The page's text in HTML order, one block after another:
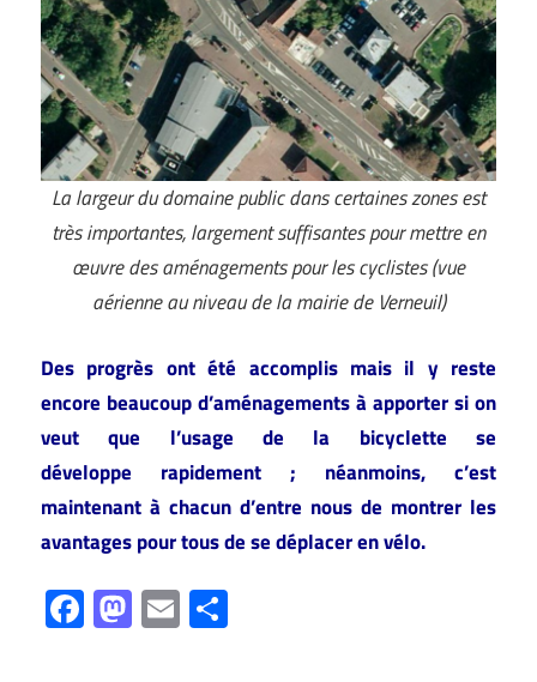
La largeur du domaine public dans certaines zones est
très importantes, largement suffisantes pour mettre en
œuvre des aménagements pour les cyclistes (vue
aérienne au niveau de la mairie de Verneuil)
Des progrès ont été accomplis mais il y reste
encore beaucoup d’aménagements à apporter si on
veut que l’usage de la bicyclette se
développe rapidement ; néanmoins, c’est
maintenant à chacun d’entre nous de montrer les
avantages pour tous de se déplacer en vélo.
Facebook
Mastodon
Email